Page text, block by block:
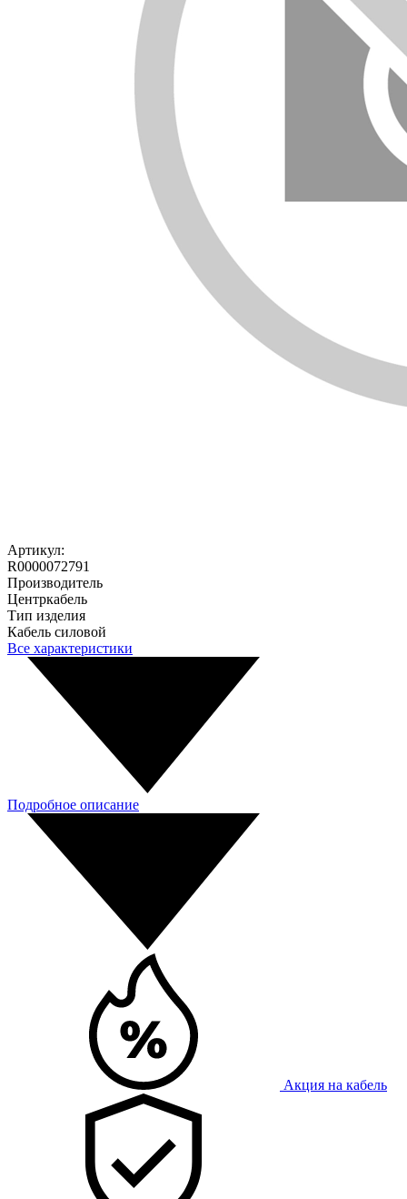
Артикул:
R0000072791
Производитель
Центркабель
Тип изделия
Кабель силовой
Все характеристики
Подробное описание
Акция на кабель